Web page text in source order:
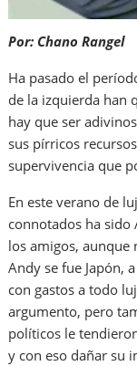
Por: Chano Rangel
Ha pasado el
de la izquierda han
hay que ser
sus pírricos
supervivencia que
En este verano de
connotados ha sido
los amigos, aunque
Andy se fue Japón,
con gastos a todo
argumento, pero
políticos le
y con eso dañar su